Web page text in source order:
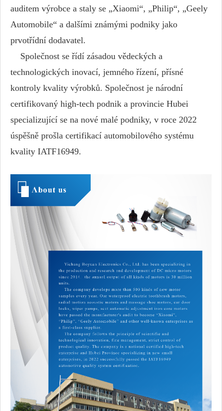
auditem výrobce a staly se „Xiaomi“, „Philip“, „Geely
Automobile“ a dalšími známými podniky jako
prvotřídní dodavatel.
Společnost se řídí zásadou vědeckých a
technologických inovací, jemného řízení, přísné
kontroly kvality výrobků. Společnost je národní
certifikovaný high-tech podnik a provincie Hubei
specializující se na nové malé podniky, v roce 2022
úspěšně prošla certifikací automobilového systému
kvality IATF16949.